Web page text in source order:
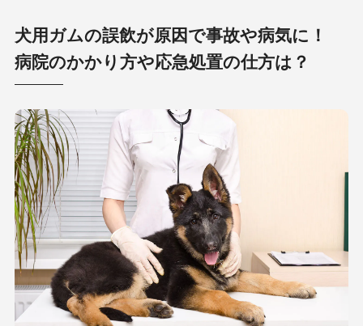
犬用ガムの誤飲が原因で事故や病気に！
病院のかかり方や応急処置の仕方は？